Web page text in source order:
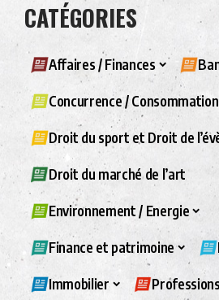
CATÉGORIES
Affaires / Finances
Concurrence /
Droit du sport et Droit de
Droit du marché de l’art
Environnement / Energie
Finance et patrimoine
Immobilier